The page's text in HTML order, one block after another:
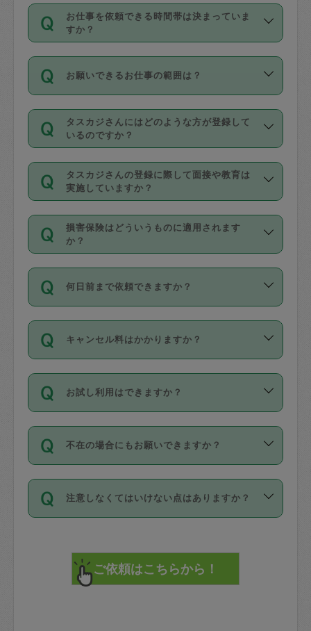
丈夫です。
デビットカード・プリペイドカード（Vプ
リカ、au WALLETなど）は支払にはご利
銀行振込や現金払いも対応していませ
なお、タスカジさんの交通費も、依頼料
金のご請求と合わせてお支払いとなりま
動計算で表示されます。
す。
定期の最低利用回数は設けていない代わ
りに、一定数を超えたキャンセルは有償
（例：毎週定期の場合は３回以上のキャ
ンセルが有償（1200円、隔週定期の場合
は２回以上のキャンセルが有償（1200
交通費は依頼料金とは別途発生し、依頼
料金のご請求と合わせてお支払いとなり
ます。交通費の金額は「依頼の詳細」に
お仕事を依頼できる時間帯は決まっていま
すか？
時間帯は3種類あります。いずれも１回あ
たり３時間です。
・ＡＭ ９時～１２時
・ＰＭ １３時～１６時
・夜 １８時～２１時
開始時間を２時間前後変更することが可
能です。依頼送信後、個別にタスカジさ
んにメッセージを送り調整してくださ
い。ただし、２時間を越えての調整はで
時間も被らない場合、損害保険の対象外
お願いできるお仕事の範囲は？
掃除、整理収納、洗濯、買い物、料理、
作り置きです。タスカジさんによってで
きる仕事の範囲が異なりますので、依頼
する前にタスカジさんのプロフィールで
確認してください。
基本的に、高所での作業や危険作業、屋
外での作業は対象外です。
タスカジさんにはどのような方が登録して
いるのですか？
主婦として長年の家事経験をお持ちの
方、栄養士・調理師といった資格者で保
育園や学校の給食やレストランで料理関
係の専門職に従事されていた方、日本で
すでにハウスキーパーや英語の先生とし
てお仕事をしているフィリピン出身の
社員など様々なバックグラウンドの方が
登録しています。
日本語も話せる方など様々です。
ールに記載していますので、各自の得意
を依頼してください。
タスカジさんの登録に際して面接や教育は
実施していますか？
応募の際に、各自事務局との面接と説明
を行っています。その後、身分証明書の
写真提出をしていただいています。外国
確認しています。タスカジさんトレーニ
ング動画を使ったセルフトレーニングの
現場トライアルを受け、合格したタスカ
ジさんが活動されています。
※テストセンターの講評は１件目のレビュ
参考
【詳細】タスカジさんの登録に際
損害保険はどういうものに適用されます
か？
依頼者とタスカジさんとの間でタスカジ
を通して成立した作業時間内での作業に
適用されます。作業範囲は、掃除、洗
です。作業中に物を壊したり、人にけが
をさせたりした場合が対象で、補償金額
す。
写真を撮り、
詳細FAQ：
損害賠償保険について教えて
何日前まで依頼できますか？
ご依頼は、現在を起点に3日後（72時間
以降）の日時から受付可能となっていま
す。
タスカジさんへ「募集」をかけることが
可能です。
キャンセル料はかかりますか？
キャンセル料には、以下の2種類がありま
す。
1. 直前キャンセル（定期、スポット契約
共通）
72時間を超える※と、以下のキャンセル
料が発生します。
直前キャンセル料：
72時間前〜24時間前＝依頼料金の50%
お試し利用はできますか？
「お試し利用」というメニューはありま
せんが、「一回のみ」依頼を活用するこ
とによって、気に入ったタスカジさんを
まず、条件の合う気になるタスカジさ
みてください。
その後、一番気に入ったタスカジさんに
不在の場合にもお願いできますか？
不在の場合の作業はタスカジさんの同意
が必要です。数回の依頼ののち、タスカ
ジさんと依頼者の間で十分な信頼関係が
てください。
不在時に部屋に入るためにタスカジさん
注意しなくてはいけない点はありますか？
で、必ず鍵のかかるロッカーや金庫に入
れて依頼者の責任の元管理するよう心掛
けてください。